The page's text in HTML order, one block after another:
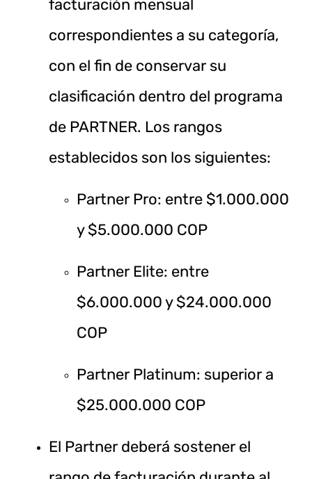
facturación mensual
correspondientes a su categoría,
con el fin de conservar su
clasificación dentro del programa
de PARTNER. Los rangos
establecidos son los siguientes:
Partner Pro: entre $1.000.000
y $5.000.000 COP
Partner Elite: entre
$6.000.000 y $24.000.000
COP
Partner Platinum: superior a
$25.000.000 COP
El Partner deberá sostener el